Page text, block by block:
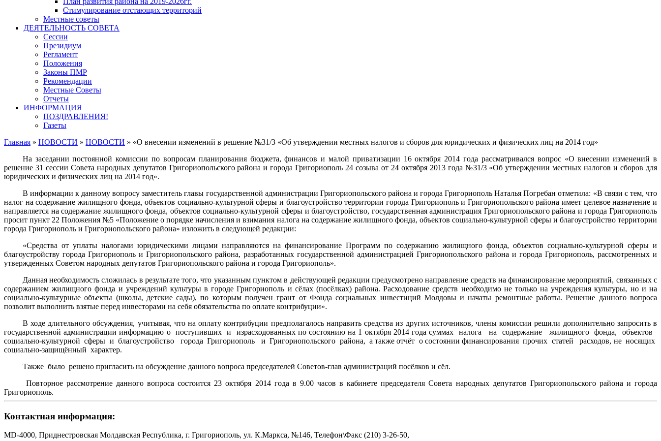
Стимулирование отстающих территорий
Местные советы
ДЕЯТЕЛЬНОСТЬ СОВЕТА
Сессии
Президиум
Регламент
Положения
Законы ПМР
Рекомендации
Местные Советы
Отчеты
ИНФОРМАЦИЯ
ПОЗДРАВЛЕНИЯ!
Газеты
Главная » НОВОСТИ » НОВОСТИ » «О внесении изменений в решение №31/3 «Об утверждении местных налогов и сборов для юридических и физических лиц на 2014 год»
На заседании постоянной комиссии по вопросам планирования бюджета, финансов и малой приватизации 16 октября 2014 года рассматривался вопрос «О внесении изменений в
решение 31 сессии Совета народных депутатов Григориопольского района и города Григориополь 24 созыва от 24 октября 2013 года №31/3 «Об утверждении местных налогов и сборов для
юридических и физических лиц на 2014 год».
В информации к данному вопросу заместитель главы государственной администрации Григориопольского района и города Григориополь Наталья Погребан отметила: «В связи с тем, что
налог на содержание жилищного фонда, объектов социально-­культурной сферы и благоустройство территории города Григориополь и Григориопольского района имеет целевое назначение и
направляется на содержание жилищного фонда, объектов социально-культурной сферы и благоустройство, государственная администра­ция Григориопольского района и города Григориополь
просит пункт 22 Положения №5 «Положение о порядке начисления и взимания налога на содержание жилищного фонда, объектов социально-культурной сферы и благоустройство территории
города Григорио­поль и Григориопольского района» изложить в следующей редакции:
«Средства от уплаты налогами юридическими лицами направляются на финансирование Программ по содержанию жилищного фонда, объектов социально-культурной сферы и
благоустройству города Григориополь и Григориопольского района, разработанных госу­дарственной администрацией Григориопольского района и города Григориополь, рассмотрен­ных и
утвержденных Советом народных депутатов Григориопольского района и города Григориополь».
Данная необходимость сложилась в результате того, что указанным пунктом в действующей редакции предусмотрено направление средств на финансирование мероприятий, связанных с
содержанием жилищного фонда и учреждений культуры в городе Григориополь и сёлах (посёлках) района. Расходование средств необходимо не только на учреждения культуры, но и на
социально-культурные объекты (школы, детские сады), по которым получен грант от Фонда социальных инвестиций Молдовы и начаты ремонтные работы. Решение данного вопроса
позволит выполнить взятые перед инвесторами на себя обязательства по оплате контрибуции».
В ходе длительного обсуждения, учитывая, что на оплату контрибуции предполагалось направить средства из других источников, члены комиссии решили дополнительно запросить в
государственной администрации информацию о
поступивших и израсходованных по состоянию на 1 октября 2014 года суммах налога на содержание жилищного фонда,
объектов
социально-культурной сферы и благоустройство города Григориополь и Григориопольского района, а также отчёт о состоянии финансирования прочих статей расходов, не носящих
социально-защищённый характер.
Также было решено пригласить на обсуждение данного вопроса председателей Советов-глав администраций посёлков и сёл.
Повторное рассмотрение данного вопроса состоится 23 октября 2014 года в 9.00 часов в кабинете председателя Совета народных депутатов Григориопольского района и города
Григориополь.
Контактная информация:
MD-4000, Приднестровская Молдавская Республика, г. Григориополь, ул. К.Маркса, №146, Телефон\Факс (210) 3-26-50,